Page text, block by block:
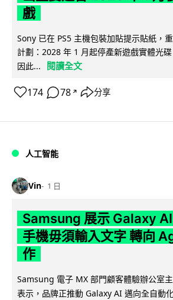
戲
Sony 已在 PS5 主機包裝加貼提示貼紙，
計劃：2028 年 1 月起停產新遊戲實體光
因此...
閱讀全文
174 78 ↗ 分享
人工智能
Vin 1 日
Samsung 展示 Galaxy
手機毋須輸入文字 轉向
作
Samsung 電子 MX 部門顧客體驗辦公室
表示，品牌正推動 Galaxy AI 邁向全自動